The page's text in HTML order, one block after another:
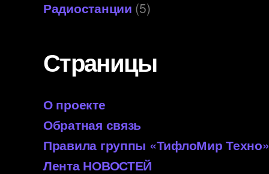
Радиостанции (5)
Страницы
О проекте
Обратная связь
Правила группы «ТифлоМир Техно»
Лента НОВОСТЕЙ